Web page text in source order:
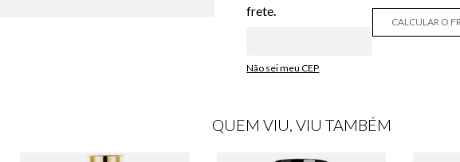
Não sei meu CEP
CALCULAR O
QUEM VIU, VIU TAMBÉM